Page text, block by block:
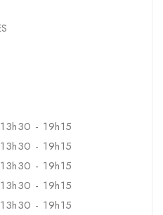
- 19h15
- 19h15
- 19h15
- 19h15
- 19h15